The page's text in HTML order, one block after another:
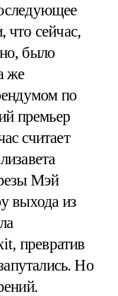
что сейчас,
было
же
по
премьер
считает
Мэй
выхода из
превратив
Но